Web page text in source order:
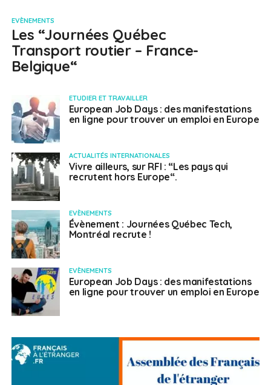
EVÈNEMENTS
Les “Journées Québec
Transport routier – France-
Belgique“
ETUDIER ET TRAVAILLER
European Job Days : des manifestations
en ligne pour trouver un emploi en Europe
ACTUALITÉS INTERNATIONALES
Vivre ailleurs, sur RFI : “Les pays qui
recrutent hors Europe“.
EVÈNEMENTS
Évènement : Journées Québec Tech,
Montréal recrute !
EVÈNEMENTS
European Job Days : des manifestations
en ligne pour trouver un emploi en Europe